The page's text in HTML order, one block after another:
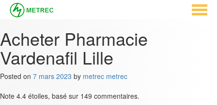
Acheter Pharmacie
Vardenafil Lille
Posted on 7 mars 2023 by metrec metrec
Note 4.4 étoiles, basé sur 149 commentaires.